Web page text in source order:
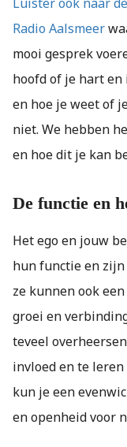
Radio Aalsmeer
mooi gesprek
hoofd of je hart
en hoe je weet of
niet. We hebben
en hoe dit je kan
De functie en
Het ego en jouw
hun functie en
ze kunnen ook
groei en
teveel
invloed en te
kun je een
en openheid voor